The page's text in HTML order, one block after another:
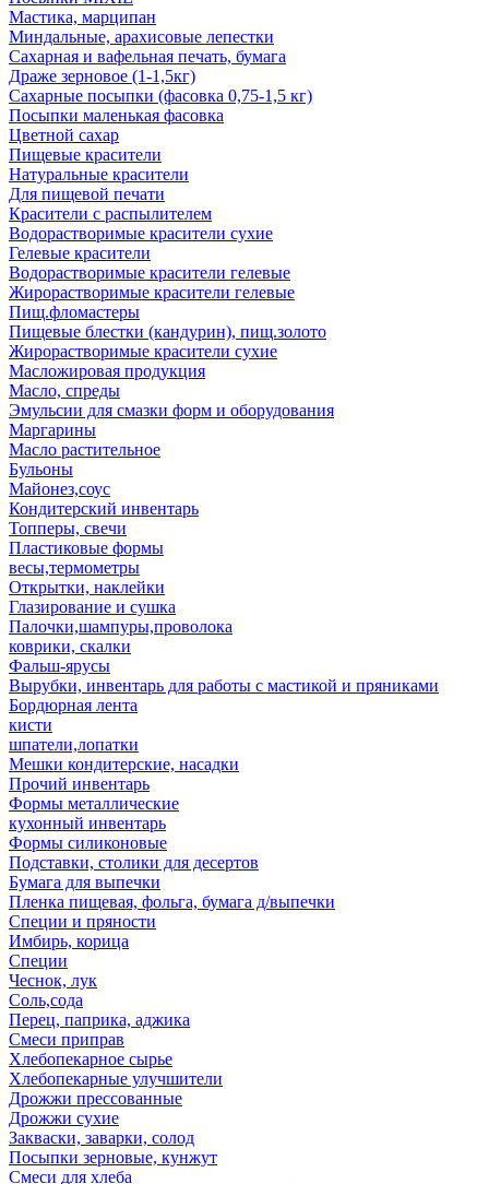
Мастика, марципан
Миндальные, арахисовые лепестки
Сахарная и вафельная печать, бумага
Драже зерновое (1-1,5кг)
Сахарные посыпки (фасовка 0,75-1,5 кг)
Посыпки маленькая фасовка
Цветной сахар
Пищевые красители
Натуральные красители
Для пищевой печати
Красители с распылителем
Водорастворимые красители сухие
Гелевые красители
Водорастворимые красители гелевые
Жирорастворимые красители гелевые
Пищ.фломастеры
Пищевые блестки (кандурин), пищ.золото
Жирорастворимые красители сухие
Масложировая продукция
Масло, спреды
Эмульсии для смазки форм и оборудования
Маргарины
Масло растительное
Бульоны
Майонез,соус
Кондитерский инвентарь
Топперы, свечи
Пластиковые формы
весы,термометры
Открытки, наклейки
Глазирование и сушка
Палочки,шампуры,проволока
коврики, скалки
Фальш-ярусы
Вырубки, инвентарь для работы с мастикой и пряниками
Бордюрная лента
кисти
шпатели,лопатки
Мешки кондитерские, насадки
Прочий инвентарь
Формы металлические
кухонный инвентарь
Формы силиконовые
Подставки, столики для десертов
Бумага для выпечки
Пленка пищевая, фольга, бумага д/выпечки
Специи и пряности
Имбирь, корица
Специи
Чеснок, лук
Соль,сода
Перец, паприка, аджика
Смеси приправ
Хлебопекарное сырье
Хлебопекарные улучшители
Дрожжи прессованные
Дрожжи сухие
Закваски, заварки, солод
Посыпки зерновые, кунжут
Смеси для хлеба